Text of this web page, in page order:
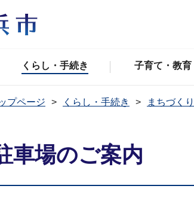
くらし・手続き 子育て・教育
プページ くらし・手続き まちづく
車場のご案内